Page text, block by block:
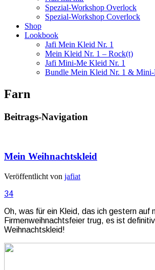
Spezial-Workshop Overlock
Spezial-Workshop Coverlock
Shop
Lookbook
Jafi Mein Kleid Nr. 1
Mein Kleid Nr. 1 – Rock(t)
Jafi Mini-Me Kleid Nr. 1
Bundle Mein Kleid Nr. 1 &
Farn
Beitrags-Navigation
Mein Weihnachtskleid
Veröffentlicht von jafiat
34
Oh, was für ein Kleid, das ich gestern auf
Firmenweihnachtsfeier trug, es ist
Weihnachtskleid!